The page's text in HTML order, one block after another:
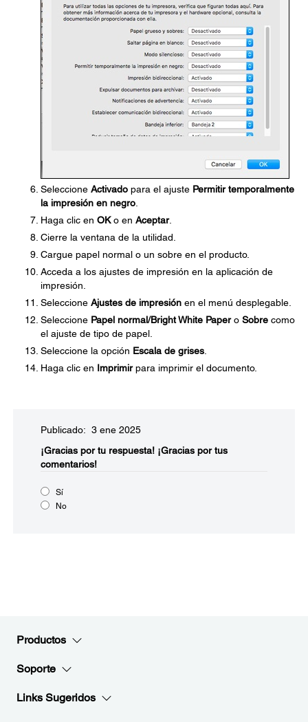
Seleccione Activado para el ajuste Permitir temporalmente
la impresión en negro
Haga clic en OKo en Aceptar.
Cierre la ventana de la utilidad.
Cargue papel normal o un sobre en el producto.
Acceda a los ajustes de impresión en la aplicación de
impresión.
Seleccione Ajustes de impresión en el menú desplegable.
Seleccione Papel normal/Bright White Papero Sobre como
el ajuste de tipo de papel.
Seleccione la opción Escala de grises
Haga clic en Imprimirpara imprimir el documento.
Publicado: 3 ene 2025
¡Gracias por tu respuesta! ¡Gracias por tus
comentarios!
Sí
No
Productos
Soporte
Links Sugeridos